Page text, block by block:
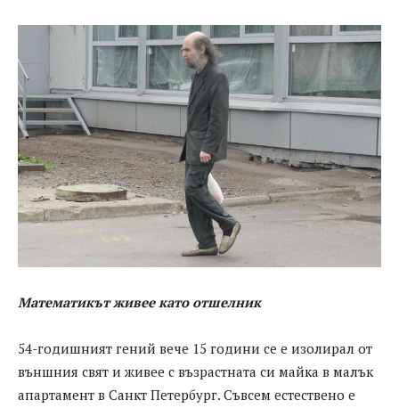
Математикът живее като отшелник
54-годишният гений вече 15 години се е изолирал от
външния свят и живее с възрастната си майка в малък
апартамент в Санкт Петербург. Съвсем естествено е